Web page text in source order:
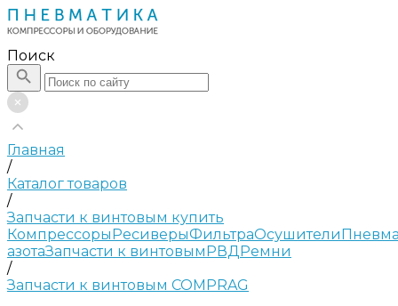
Поиск
Главная
/
Каталог товаров
/
Запчасти к винтовым купить
КомпрессорыРесиверыФильтраОсушители
азотаЗапчасти к винтовымРВДРемни
/
Запчасти к винтовым COMPRAG